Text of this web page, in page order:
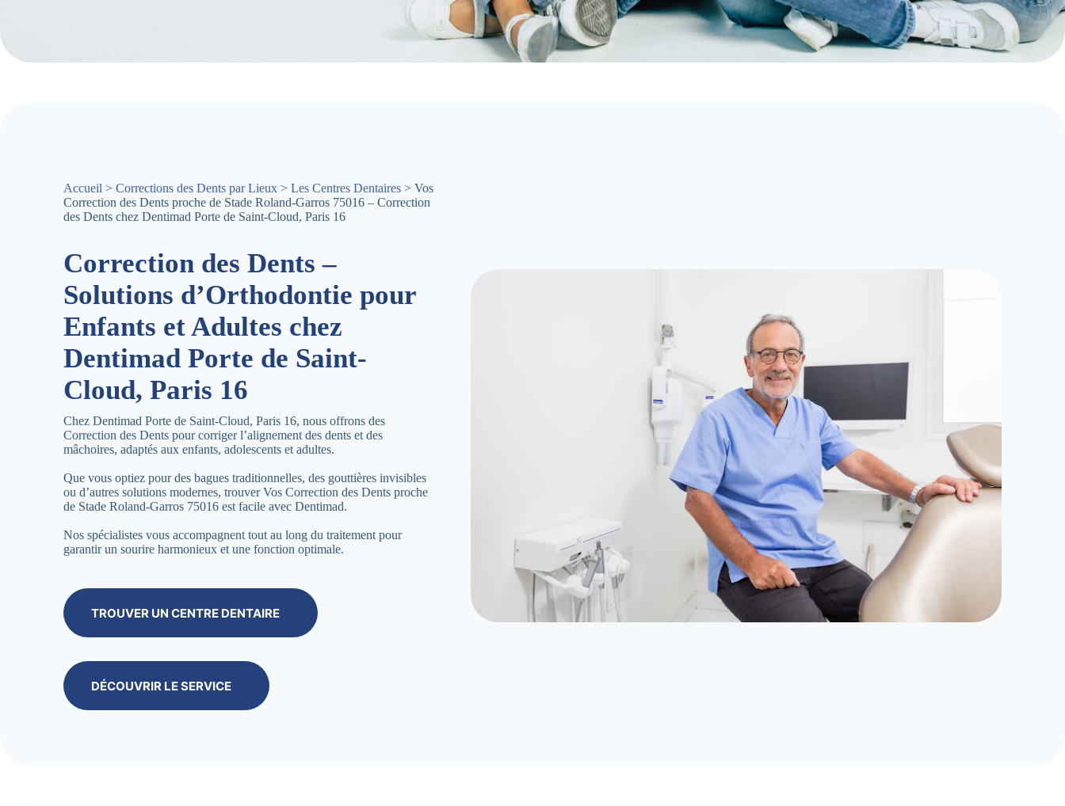
Accueil > Corrections des Dents par Lieux > Les Centres Dentaires > Vos
Correction des Dents proche de Stade Roland-Garros 75016 – Correction
des Dents chez Dentimad Porte de Saint-Cloud, Paris 16
Correction des Dents –
Solutions d’Orthodontie pour
Enfants et Adultes chez
Dentimad Porte de Saint-
Cloud, Paris 16
Chez Dentimad Porte de Saint-Cloud, Paris 16, nous offrons des
Correction des Dents pour corriger l’alignement des dents et des
mâchoires, adaptés aux enfants, adolescents et adultes.
Que vous optiez pour des bagues traditionnelles, des gouttières invisibles
ou d’autres solutions modernes, trouver Vos Correction des Dents proche
de Stade Roland-Garros 75016 est facile avec Dentimad.
Nos spécialistes vous accompagnent tout au long du traitement pour
garantir un sourire harmonieux et une fonction optimale.
TROUVER UN CENTRE DENTAIRE
DÉCOUVRIR LE SERVICE